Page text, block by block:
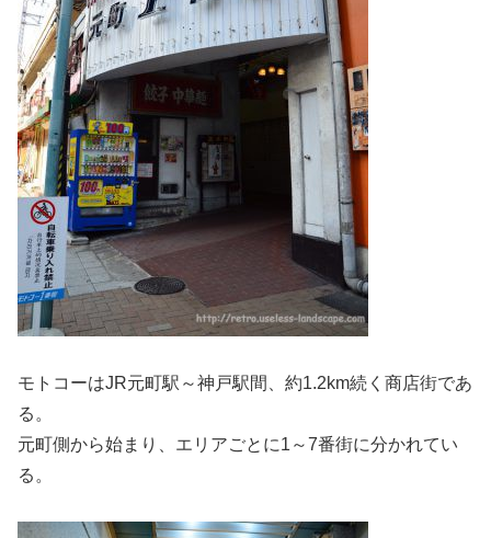
モトコーはJR元町駅～神戸駅間、約1.2km続く商店街であ
る。
元町側から始まり、エリアごとに1～7番街に分かれてい
る。